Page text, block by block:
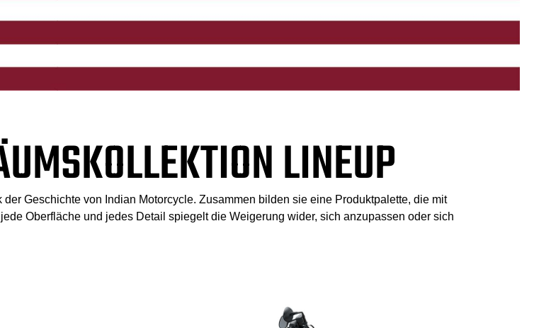
LINEUP
Geschichte von Indian Motorcycle. Zusammen bilden sie eine Produktpalette, die mit
Oberfläche und jedes Detail spiegelt die Weigerung wider, sich anzupassen oder sich